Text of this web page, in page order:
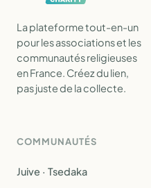
La plateforme tout-en-un
pour les associations et les
communautés religieuses
en France. Créez du lien,
pas juste de la collecte.
COMMUNAUTÉS
Juive · Tsedaka